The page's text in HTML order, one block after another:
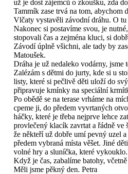
už je dost zájemců o zkoušku, zda
Tammík zase trvá na tom, abychom
Vlčaty vystavěli závodní dráhu. O
Nakonec si postavíme svou, je
stopovali čas a zejména kluci, si
Závodí úplně všichni, ale tady by
Matoušek.
Dráha je už nedaleko vodárny, jsme
Zalézám s dětmi do jurty, kde si u
listy, které si pečlivě děti uloží do
připravuje kmínky na speciální
Po obědě se na terase vrháme na
cpeme ji, do předem vyvrtaných
háčky, které je třeba nejprve lehce
provlečený klacík zavrtat a řádně ve
že někteří už dobře umí pevný uzel
předem vybraná místa věšet. Jiné
volné hry a sluníčka, které vykouklo.
Když je čas, zabalíme batohy,
Měli jsme pěkný den. Petra